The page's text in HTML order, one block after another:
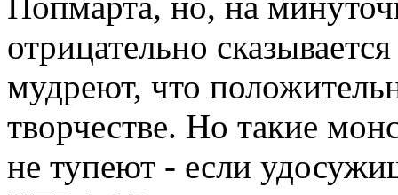
отрицательно
мудреют, что
творчестве. Но такие
не тупеют - если